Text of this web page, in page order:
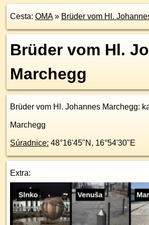
Cesta: OMA» Brüder vom Hl.
Brüder vom Hl.
Marchegg
Brüder vom Hl. Johannes Marchegg:
Marchegg
Súradnice: 48°16'45"N , 16°54'30"E
Extra: